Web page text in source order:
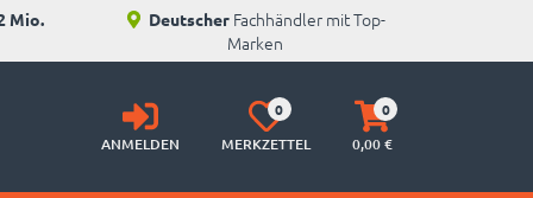
Mio. Deutscher Fachhändler mit Top-
Marken
Anmelden
ANMELDEN
Merkzettel
aufklappen
0
MERKZETTEL
Warenkorb
aufklappen
0
0,00€